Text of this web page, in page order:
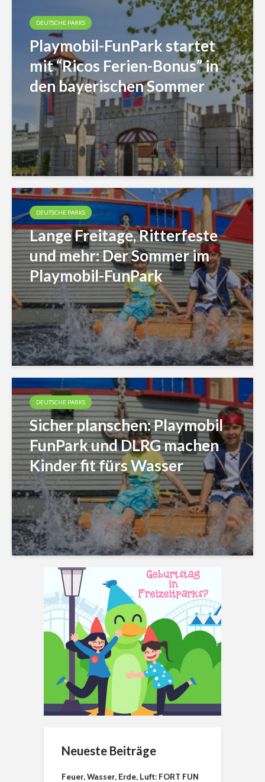
DEUTSCHE PARKS
Playmobil-FunPark startet
mit “Ricos Ferien-Bonus” in
den bayerischen Sommer
DEUTSCHE PARKS
Lange Freitage, Ritterfeste
und mehr: Der Sommer im
Playmobil-FunPark
DEUTSCHE PARKS
Sicher planschen: Playmobil
FunPark und DLRG machen
Kinder fit fürs Wasser
Neueste Beiträge
Feuer, Wasser, Erde, Luft: FORT FUN